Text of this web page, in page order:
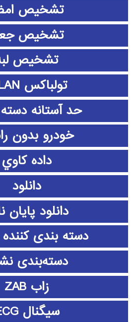
تشخیص
تشخیص
تشخیص
تولباکس WLAN
حد آستانه
خودرو بدون
داده كاوي
دانلود
دانلود پايان
دسته بندی
دسته‌بندی
زاب ZAB
سیگنال ECG